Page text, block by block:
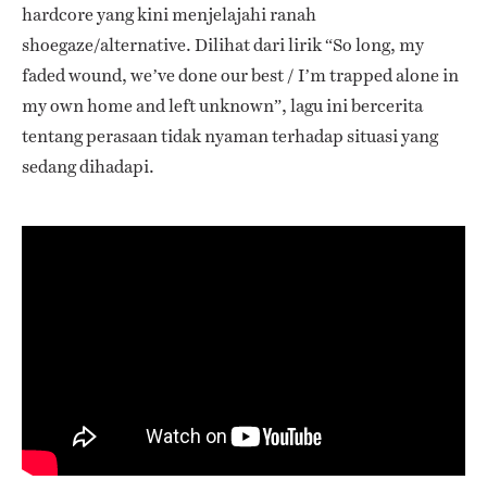
hardcore yang kini menjelajahi ranah
shoegaze/alternative. Dilihat dari lirik “So long, my
faded wound, we’ve done our best / I’m trapped alone in
my own home and left unknown”, lagu ini bercerita
tentang perasaan tidak nyaman terhadap situasi yang
sedang dihadapi.